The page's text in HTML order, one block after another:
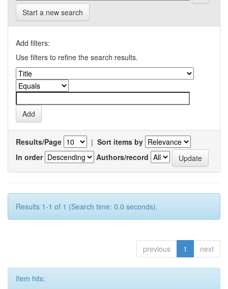
Start a new search
Add filters:
Use filters to refine the search results.
Results/Page | Sort items by
In order
Authors/record
Results 1-1 of 1 (Search time: 0.0 seconds).
previous 1 next
Item hits: